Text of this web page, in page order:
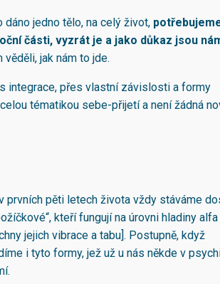
dáno jedno tělo, na celý život,
části, vyzrát je a jako důkaz jsou
věděli, jak nám to jde.
integrace, přes vlastní závislosti a formy
tématikou sebe-přijetí a není žádná
prvních pěti letech života vždy stáváme
kteří fungují na úrovni hladiny alfa
jejich vibrace a tabu]. Postupně, když
i tyto formy, jež už u nás někde v